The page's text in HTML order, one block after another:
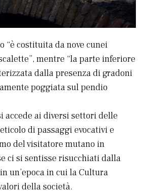
“è costituita da nove cunei
mentre “la parte inferiore
dalla presenza di gradoni
poggiata sul pendio
accede ai diversi settori delle
di passaggi evocativi e
del visitatore mutano in
ci si sentisse risucchiati dalla
un’epoca in cui la Cultura
della società.